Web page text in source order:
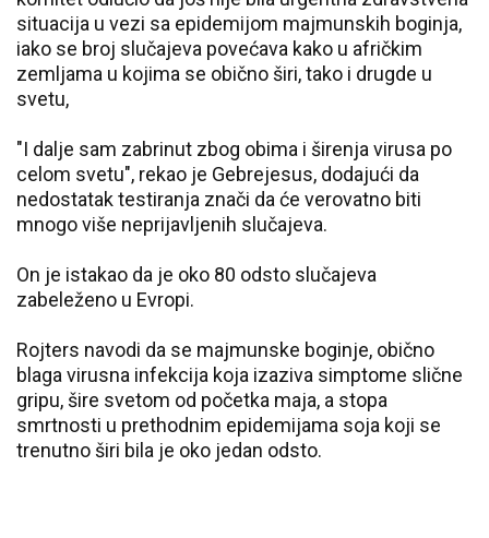
situacija u vezi sa epidemijom majmunskih boginja,
iako se broj slučajeva povećava kako u afričkim
zemljama u kojima se obično širi, tako i drugde u
svetu,
"I dalje sam zabrinut zbog obima i širenja virusa po
celom svetu", rekao je Gebrejesus, dodajući da
nedostatak testiranja znači da će verovatno biti
mnogo više neprijavljenih slučajeva.
On je istakao da je oko 80 odsto slučajeva
zabeleženo u Evropi.
Rojters navodi da se majmunske boginje, obično
blaga virusna infekcija koja izaziva simptome slične
gripu, šire svetom od početka maja, a stopa
smrtnosti u prethodnim epidemijama soja koji se
trenutno širi bila je oko jedan odsto.